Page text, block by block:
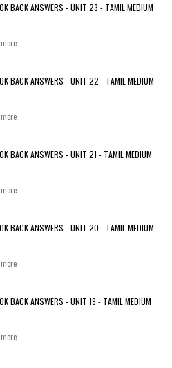
BACK ANSWERS - UNIT 23 - TAMIL MEDIUM
BACK ANSWERS - UNIT 22 - TAMIL MEDIUM
BACK ANSWERS - UNIT 21 - TAMIL MEDIUM
BACK ANSWERS - UNIT 20 - TAMIL MEDIUM
BACK ANSWERS - UNIT 19 - TAMIL MEDIUM